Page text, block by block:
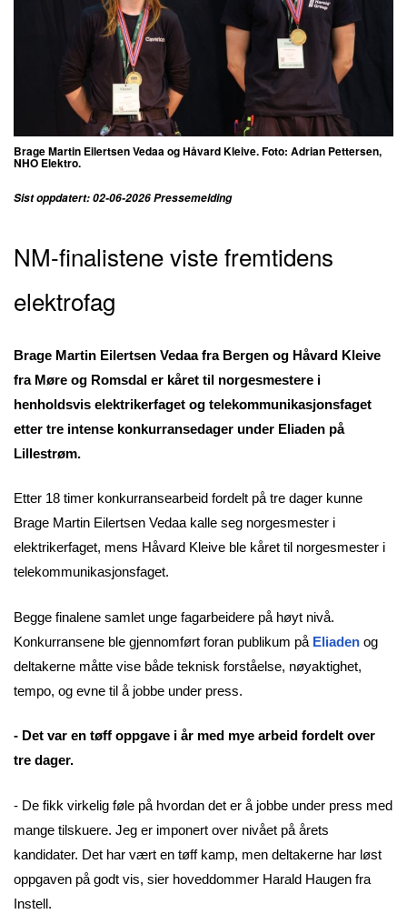
Brage Martin Eilertsen Vedaa og Håvard Kleive. Foto: Adrian Pettersen,
NHO Elektro.
Sist oppdatert: 02-06-2026 Pressemelding
NM-finalistene viste fremtidens
elektrofag
Brage Martin Eilertsen Vedaa fra Bergen og Håvard Kleive
fra Møre og Romsdal er kåret til norgesmestere i
henholdsvis elektrikerfaget og telekommunikasjonsfaget
etter tre intense konkurransedager under Eliaden på
Lillestrøm.
Etter 18 timer konkurransearbeid fordelt på tre dager kunne
Brage Martin Eilertsen Vedaa kalle seg norgesmester i
elektrikerfaget, mens Håvard Kleive ble kåret til norgesmester i
telekommunikasjonsfaget.
Begge finalene samlet unge fagarbeidere på høyt nivå.
Konkurransene ble gjennomført foran publikum på Eliaden og
deltakerne måtte vise både teknisk forståelse, nøyaktighet,
tempo, og evne til å jobbe under press.
- Det var en tøff oppgave i år med mye arbeid fordelt over
tre dager.
- De fikk virkelig føle på hvordan det er å jobbe under press med
mange tilskuere. Jeg er imponert over nivået på årets
kandidater. Det har vært en tøff kamp, men deltakerne har løst
oppgaven på godt vis, sier hoveddommer Harald Haugen fra
Instell.